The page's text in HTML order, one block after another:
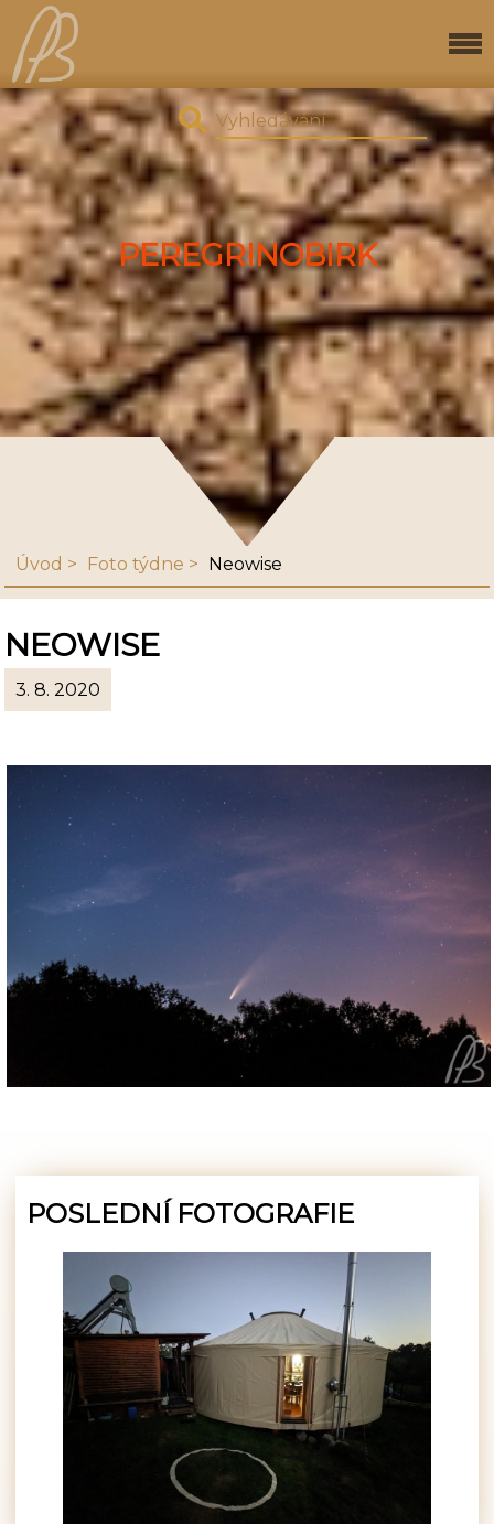
PEREGRINOBIRK
Úvod Foto týdne Neowise
NEOWISE
3. 8. 2020
POSLEDNÍ FOTOGRAFIE